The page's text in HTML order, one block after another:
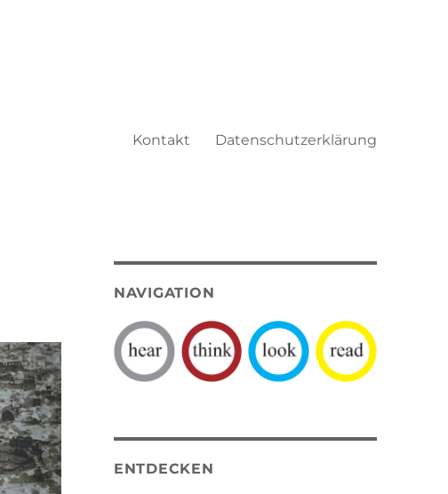
Kontakt Datenschutzerklärung
NAVIGATION
ENTDECKEN